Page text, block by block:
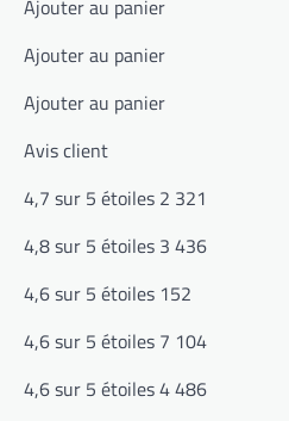
Ajouter au panier
Ajouter au panier
Ajouter au panier
Avis client
4,7 sur 5 étoiles 2 321
4,8 sur 5 étoiles 3 436
4,6 sur 5 étoiles 152
4,6 sur 5 étoiles 7 104
4,6 sur 5 étoiles 4 486